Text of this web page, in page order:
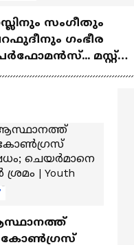
സംഗീതും
ഗംഭീര
മസ്റ്റ്
മോളിവുഡ്